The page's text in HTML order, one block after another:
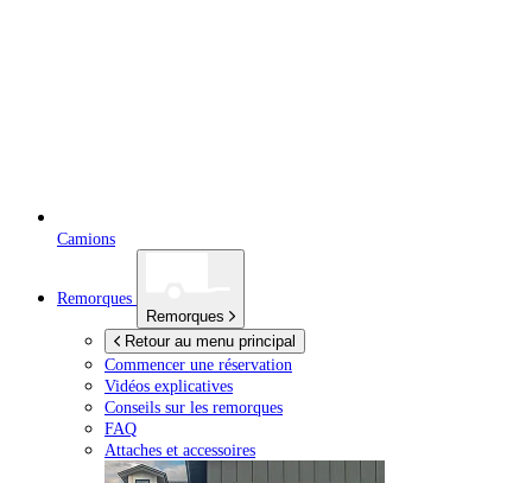
Camions
Remorques
Remorques
Retour au menu principal
Commencer une réservation
Vidéos explicatives
Conseils sur les remorques
FAQ
Attaches et accessoires